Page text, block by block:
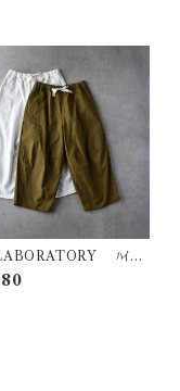
ﾊｲｶｳ
ｰﾀﾞｰﾂﾊﾟﾝﾂ LA491